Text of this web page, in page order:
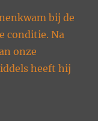
bij de
conditie. Na
onze
heeft hij